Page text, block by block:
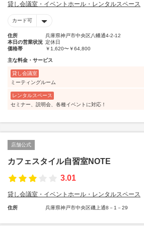
貸し会議室・イベントホール・レンタルスペース
カード可
住所
兵庫県神戸市中央区八幡通4-2-12
本日の営業状況 定休日
価格帯
￥1,620〜￥64,800
主な料金・サービス
貸し会議室
ミーティングルーム
レンタルスペース
セミナー、説明会、各種イベントに対応！
店舗公式
カフェスタイル自習室NOTE
3.01
貸し会議室・イベントホール・レンタルスペース
住所 兵庫県神戸市中央区磯上通8－1－29